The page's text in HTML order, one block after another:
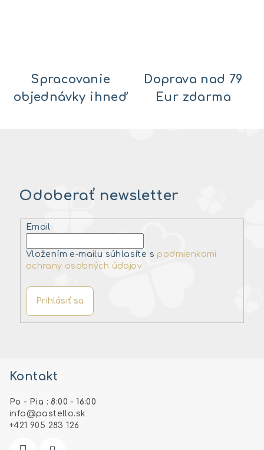
Spracovanie
objednávky ihneď
Doprava nad 79
Eur zdarma
Odoberať newsletter
Email
Vložením e-mailu súhlasíte s podmienkami
ochrany osobných údajov
Prihlásiť sa
Kontakt
Po - Pia : 8:00 - 16:00
info @pastello.sk
+421 905 283 126